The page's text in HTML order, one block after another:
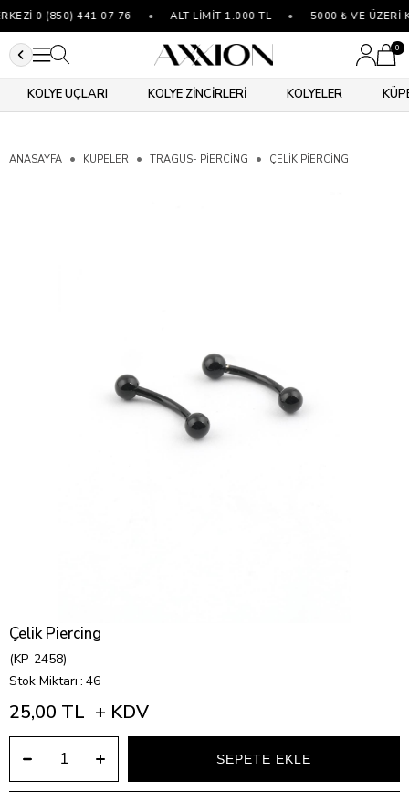
0 (850) 441 07 76 ALT LİMİT 1.000 TL 5000 ₺ VE ÜZERİ
0
KOLYE UÇLARI KOLYE ZİNCİRLERİ KOLYELER
ANASAYFA KÜPELER TRAGUS- PIERCING ÇELIK PIERCING
Çelik Piercing
(KP-2458)
Stok Miktarı : 46
25,00 TL + KDV